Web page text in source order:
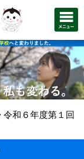
令和６年度第１回